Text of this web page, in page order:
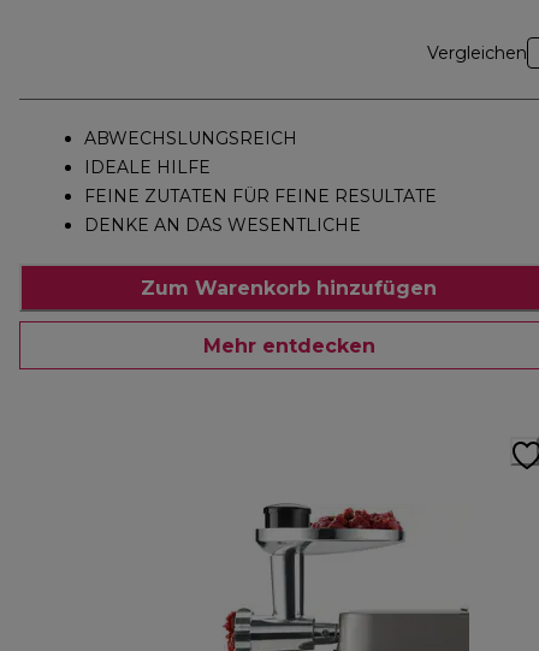
Vergleichen
ABWECHSLUNGSREICH
IDEALE HILFE
FEINE ZUTATEN FÜR FEINE RESULTATE
DENKE AN DAS WESENTLICHE
Zum Warenkorb hinzufügen
Mehr entdecken